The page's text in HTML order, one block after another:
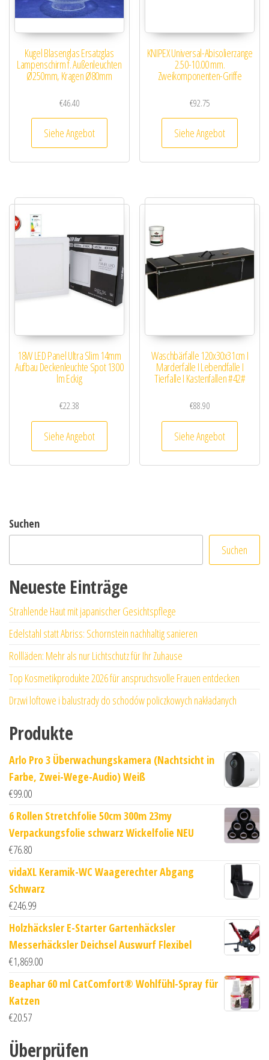
Kugel Blasenglas Ersatzglas
Lampenschirm f. Außenleuchten
Ø250mm, Kragen Ø80mm
€46.40
Siehe Angebot
KNIPEX Universal-Abisolierzange
2.50-10.00 mm.
Zweikomponenten-Griffe
€92.75
Siehe Angebot
18W LED Panel Ultra Slim 14mm
Aufbau Deckenleuchte Spot 1300
lm Eckig
€22.38
Siehe Angebot
Waschbärfalle 120x30x31cm I
Marderfalle I Lebendfalle I
Tierfalle I Kastenfallen #42#
€88.90
Siehe Angebot
Suchen
Suchen
Neueste Einträge
Strahlende Haut mit japanischer Gesichtspflege
Edelstahl statt Abriss: Schornstein nachhaltig sanieren
Rollläden: Mehr als nur Lichtschutz für Ihr Zuhause
Top Kosmetikprodukte 2026 für anspruchsvolle Frauen entdecken
Drzwi loftowe i balustrady do schodów policzkowych nakładanych
Produkte
Arlo Pro 3 Überwachungskamera (Nachtsicht in
Farbe, Zwei-Wege-Audio) Weiß
€99.00
6 Rollen Stretchfolie 50cm 300m 23my
Verpackungsfolie schwarz Wickelfolie NEU
€76.80
vidaXL Keramik-WC Waagerechter Abgang
Schwarz
€246.99
Holzhäcksler E-Starter Gartenhäcksler
Messerhäcksler Deichsel Auswurf Flexibel
€1,869.00
Beaphar 60 ml CatComfort® Wohlfühl-Spray für
Katzen
€20.57
Überprüfen